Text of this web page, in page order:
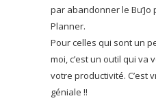
par abandonner le
Planner.
Pour celles qui sont un
moi, c’est un outil qui va
votre productivité. C’est
géniale !!